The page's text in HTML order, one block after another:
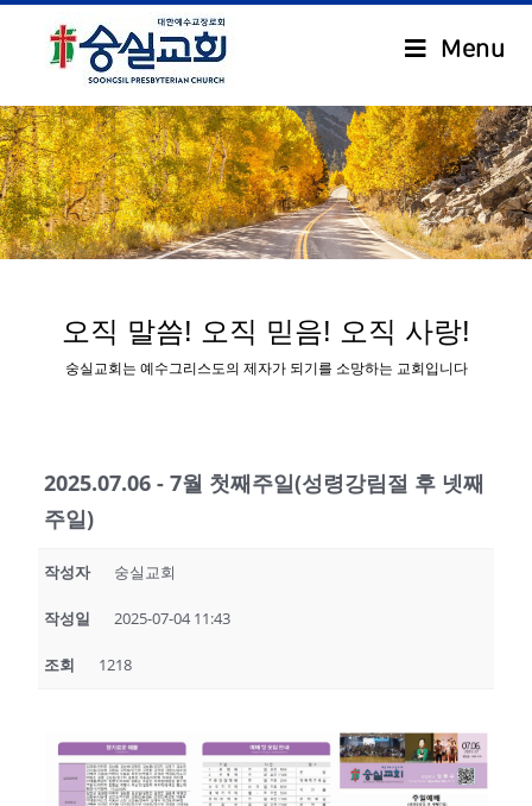
Menu
.
오직 말씀! 오직 믿음! 오직 사랑!
숭실교회는 예수그리스도의 제자가 되기를 소망하는 교회입니다
2025.07.06 - 7월 첫째주일(성령강림절 후 넷째
주일)
작성자 숭실교회
작성일 2025-07-04 11:43
조회 1218